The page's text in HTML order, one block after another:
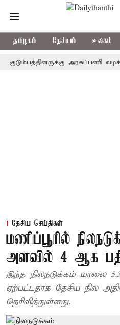
தமிழகம் தேசியம் உலகம்
அரசுப்பணி வழக்கு;
தேசிய செய்திகள்
மணிப்பூரில்
அளவில் 4 ஆக
இந்த நிலநடுக்கம் மாலை
ஏற்பட்டதாக தேசிய நில
தெரிவித்துள்ளது.